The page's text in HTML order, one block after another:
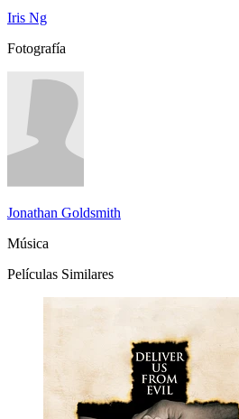
Iris Ng
Fotografía
Jonathan Goldsmith
Música
Películas Similares